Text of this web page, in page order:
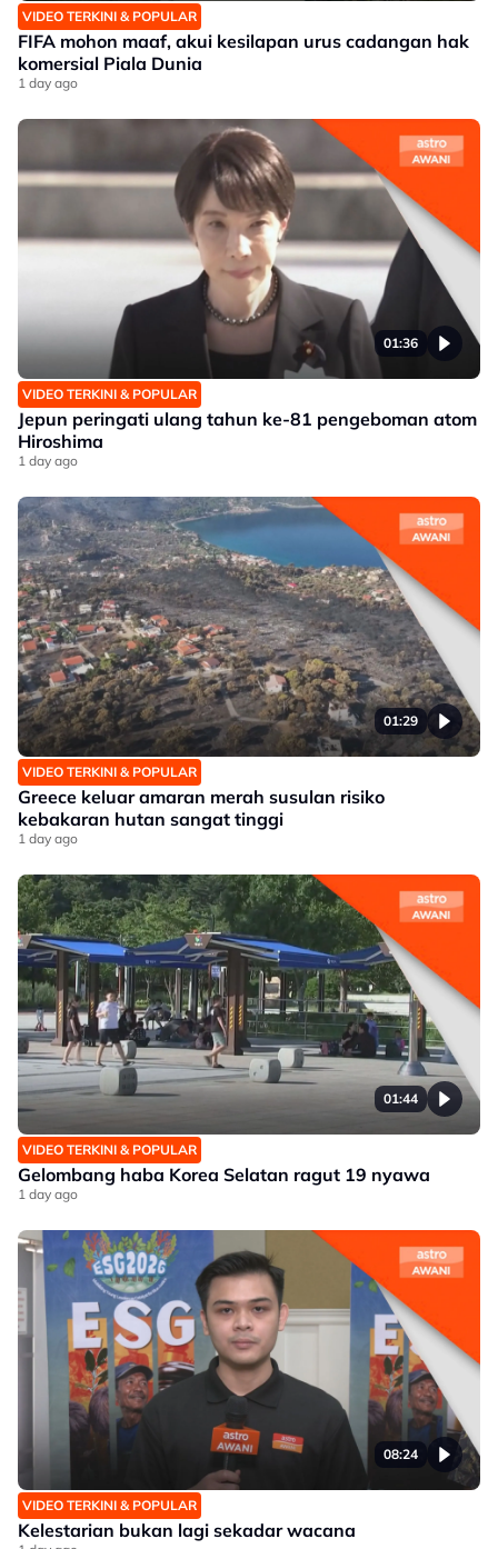
VIDEO TERKINI & POPULAR
FIFA mohon maaf, akui kesilapan urus cadangan hak
komersial Piala Dunia
1 day ago
01:36
VIDEO TERKINI & POPULAR
Jepun peringati ulang tahun ke-81 pengeboman atom
Hiroshima
1 day ago
01:29
VIDEO TERKINI & POPULAR
Greece keluar amaran merah susulan risiko
kebakaran hutan sangat tinggi
1 day ago
01:44
VIDEO TERKINI & POPULAR
Gelombang haba Korea Selatan ragut 19 nyawa
1 day ago
08:24
VIDEO TERKINI & POPULAR
Kelestarian bukan lagi sekadar wacana